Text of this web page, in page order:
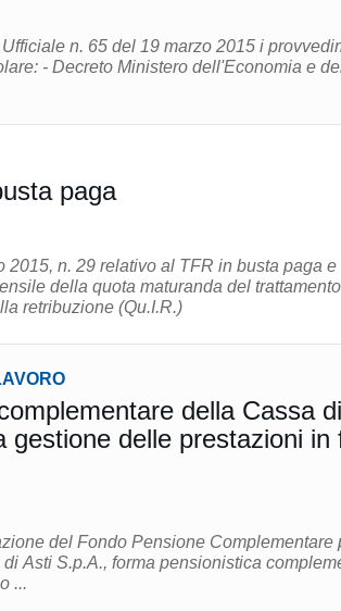
n. 65 del 19 marzo 2015 i
- Decreto Ministero dell'Economia e
paga
2015, n. 29 relativo al TFR in busta paga
della quota maturanda del
retribuzione (Qu.I.R.)
della Cassa
gestione delle prestazioni in
del Fondo Pensione Complementare
Asti S.p.A., forma pensionistica
...